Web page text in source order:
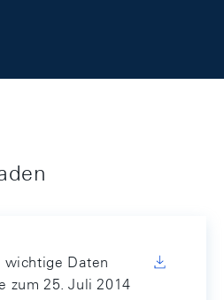
wichtige Daten
zum 25. Juli 2014